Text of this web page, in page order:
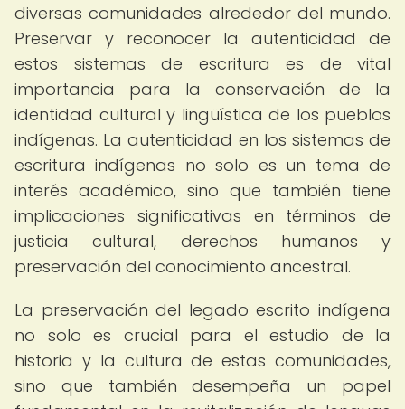
diversas comunidades alrededor del mundo.
Preservar y reconocer la autenticidad de
estos sistemas de escritura es de vital
importancia para la conservación de la
identidad cultural y lingüística de los pueblos
indígenas. La autenticidad en los sistemas de
escritura indígenas no solo es un tema de
interés académico, sino que también tiene
implicaciones significativas en términos de
justicia cultural, derechos humanos y
preservación del conocimiento ancestral.
La preservación del legado escrito indígena
no solo es crucial para el estudio de la
historia y la cultura de estas comunidades,
sino que también desempeña un papel